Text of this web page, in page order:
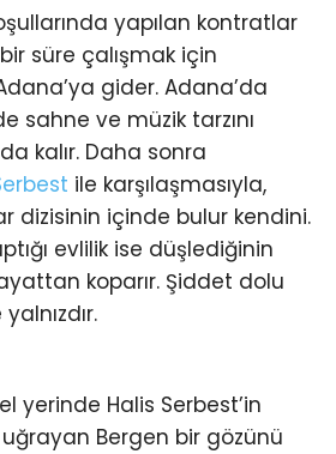
yapılan kontratlar
süre çalışmak için
gider. Adana’da
sahne ve müzik tarzını
kalır. Daha sonra
ile karşılaşmasıyla,
dizisinin içinde bulur kendini.
evlilik ise düşlediğinin
koparır. Şiddet dolu
yerinde Halis Serbest’in
uğrayan Bergen bir gözünü